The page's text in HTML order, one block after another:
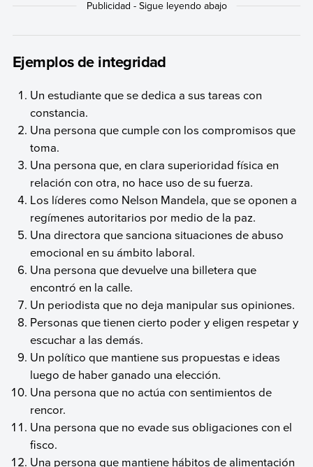
Ejemplos de integridad
Un estudiante que se dedica a sus tareas con
constancia.
Una persona que cumple con los compromisos que
toma.
Una persona que, en clara superioridad física en
relación con otra, no hace uso de su fuerza.
Los líderes como Nelson Mandela, que se oponen a
regímenes autoritarios por medio de la paz.
Una directora que sanciona situaciones de abuso
emocional en su ámbito laboral.
Una persona que devuelve una billetera que
encontró en la calle.
Un periodista que no deja manipular sus opiniones.
Personas que tienen cierto poder y eligen respetar y
escuchar a las demás.
Un político que mantiene sus propuestas e ideas
luego de haber ganado una elección.
Una persona que no actúa con sentimientos de
rencor.
Una persona que no evade sus obligaciones con el
fisco.
Una persona que mantiene hábitos de alimentación